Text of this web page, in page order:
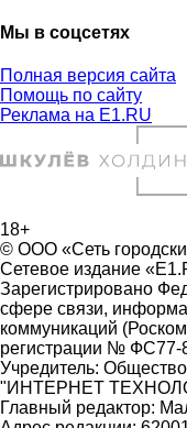
Мы в соцсетях
Полная версия сайта
Помощь по сайту
Реклама на E1.RU
18+
© ООО «Сеть
Сетевое издание
Зарегистрировано
сфере связи,
коммуникаций
регистрации № ФС77-
Учредитель:
"ИНТЕРНЕТ
Главный редактор: